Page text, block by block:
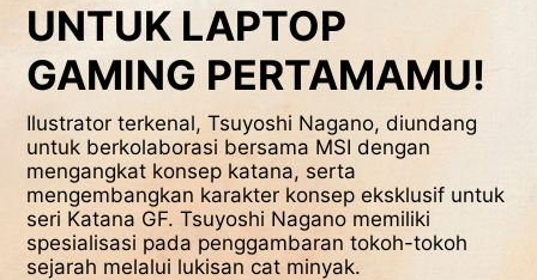
UNTUK LAPTOP
GAMING PERTAMAMU!
Ilustrator terkenal, Tsuyoshi Nagano, diundang
untuk berkolaborasi bersama MSI dengan
mengangkat konsep katana, serta
mengembangkan karakter konsep eksklusif untuk
seri Katana GF. Tsuyoshi Nagano memiliki
spesialisasi pada penggambaran tokoh-tokoh
sejarah melalui lukisan cat minyak.